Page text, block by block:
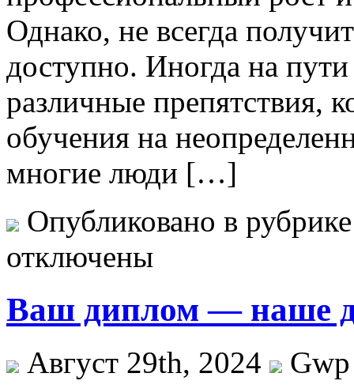
Однако, не всегда
доступно. Иногда на
различные препятствия,
обучения на
многие люди […]
Опубликовано в
отключены
Ваш диплом — наше
Август 29th, 2024
Gwp